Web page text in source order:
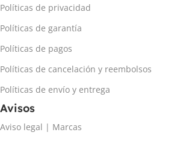
Políticas de privacidad
Políticas de garantía
Políticas de pagos
Políticas de cancelación y reembolsos
Políticas de envío y entrega
Avisos
Aviso legal | Marcas